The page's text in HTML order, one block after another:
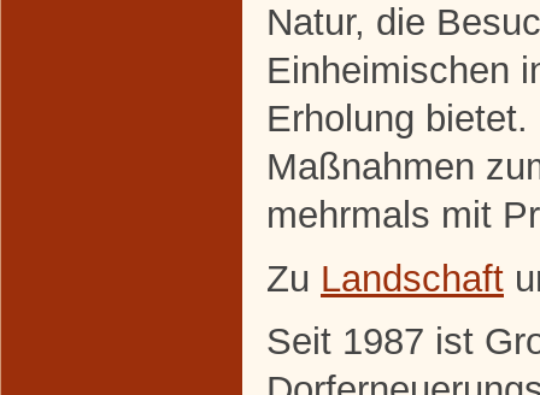
Natur, die
Einheimischen
Erholung
Maßnahmen
mehrmals mit
Zu Landschaft
Seit 1987 ist